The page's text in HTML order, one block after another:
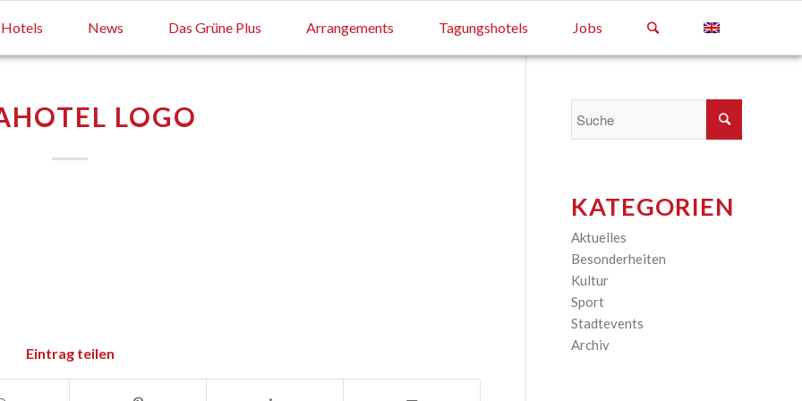
Hotels News Das Grüne Plus Arrangements Tagungshotels Jobs
LOGO
Eintrag teilen
KATEGORIEN
Aktuelles
Besonderheiten
Kultur
Sport
Stadtevents
Archiv